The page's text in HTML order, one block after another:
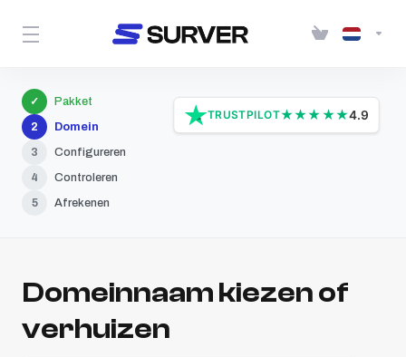
✓ Pakket
2 Domein
3 Configureren
4 Controleren
5 Afrekenen
TRUSTPILOT★★★★★4.9
Domeinnaam kiezen of
verhuizen